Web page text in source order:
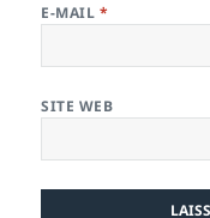
E-MAIL *
SITE WEB